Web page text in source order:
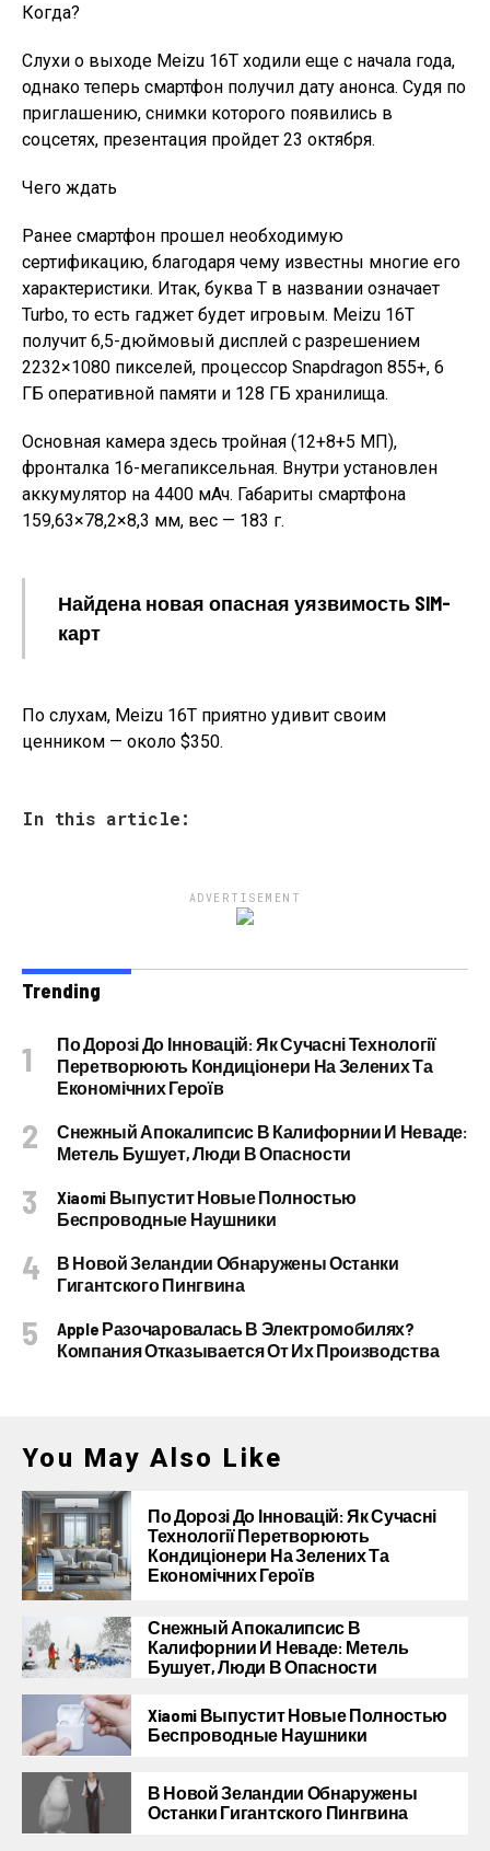
Когда?
Слухи о выходе Meizu 16T ходили еще с начала года,
однако теперь смартфон получил дату анонса. Судя по
приглашению, снимки которого появились в
соцсетях, презентация пройдет 23 октября.
Чего ждать
Ранее смартфон прошел необходимую
сертификацию, благодаря чему известны многие его
характеристики. Итак, буква T в названии означает
Turbo, то есть гаджет будет игровым. Meizu 16T
получит 6,5-дюймовый дисплей с разрешением
2232×1080 пикселей, процессор Snapdragon 855+, 6
ГБ оперативной памяти и 128 ГБ хранилища.
Основная камера здесь тройная (12+8+5 МП),
фронталка 16-мегапиксельная. Внутри установлен
аккумулятор на 4400 мАч. Габариты смартфона
159,63×78,2×8,3 мм, вес — 183 г.
Найдена новая опасная уязвимость SIM-
карт
По слухам, Meizu 16T приятно удивит своим
ценником — около $350.
In this article:
ADVERTISEMENT
Trending
По Дорозі До Інновацій: Як Сучасні Технології
Перетворюють Кондиціонери На Зелених Та
Економічних Героїв
Снежный Апокалипсис В Калифорнии И Неваде:
Метель Бушует, Люди В Опасности
Xiaomi Выпустит Новые Полностью
Беспроводные Наушники
В Новой Зеландии Обнаружены Останки
Гигантского Пингвина
Apple Разочаровалась В Электромобилях?
Компания Отказывается От Их Производства
You May Also Like
По Дорозі До Інновацій: Як Сучасні
Технології Перетворюють
Кондиціонери На Зелених Та
Економічних Героїв
Снежный Апокалипсис В
Калифорнии И Неваде: Метель
Бушует, Люди В Опасности
Xiaomi Выпустит Новые Полностью
Беспроводные Наушники
В Новой Зеландии Обнаружены
Останки Гигантского Пингвина